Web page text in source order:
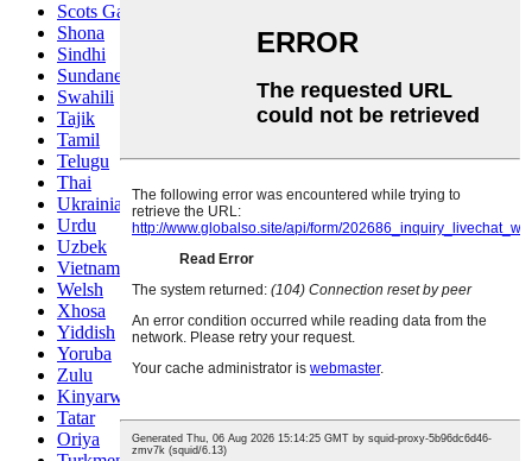
Scots Gaelic
Shona
Sindhi
Sundanese
Swahili
Tajik
Tamil
Telugu
Thai
Ukrainian
Urdu
Uzbek
Vietnamese
Welsh
Xhosa
Yiddish
Yoruba
Zulu
Kinyarwanda
Tatar
Oriya